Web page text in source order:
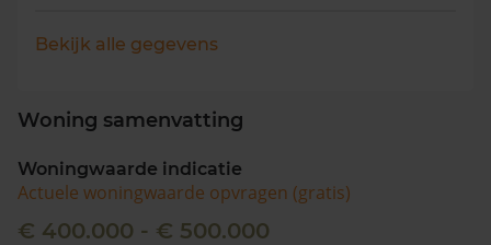
Bekijk alle gegevens
Woning samenvatting
Woningwaarde indicatie
Actuele woningwaarde opvragen (gratis)
€ 400.000 - € 500.000